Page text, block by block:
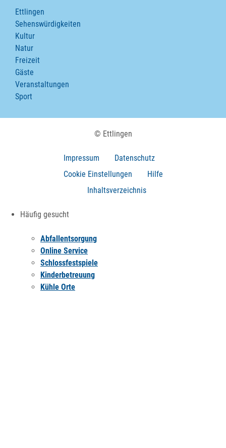
Ettlingen
Sehenswürdigkeiten
Kultur
Natur
Freizeit
Gäste
Veranstaltungen
Sport
© Ettlingen
Impressum
Datenschutz
Cookie Einstellungen
Hilfe
Inhaltsverzeichnis
Häufig gesucht
Abfallentsorgung
Online Service
Schlossfestspiele
Kinderbetreuung
Kühle Orte